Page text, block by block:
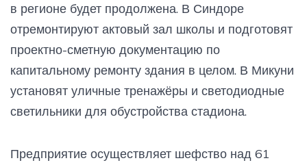
в регионе будет продолжена. В Синдоре
отремонтируют актовый зал школы и подготовят
проектно-сметную документацию по
капитальному ремонту здания в целом. В Микуни
установят уличные тренажёры и светодиодные
светильники для обустройства стадиона.
Предприятие осуществляет шефство над 61